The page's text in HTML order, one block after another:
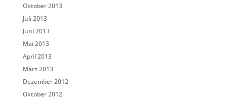
Oktober 2013
Juli 2013
Juni 2013
Mai 2013
April 2013
März 2013
Dezember 2012
Oktober 2012